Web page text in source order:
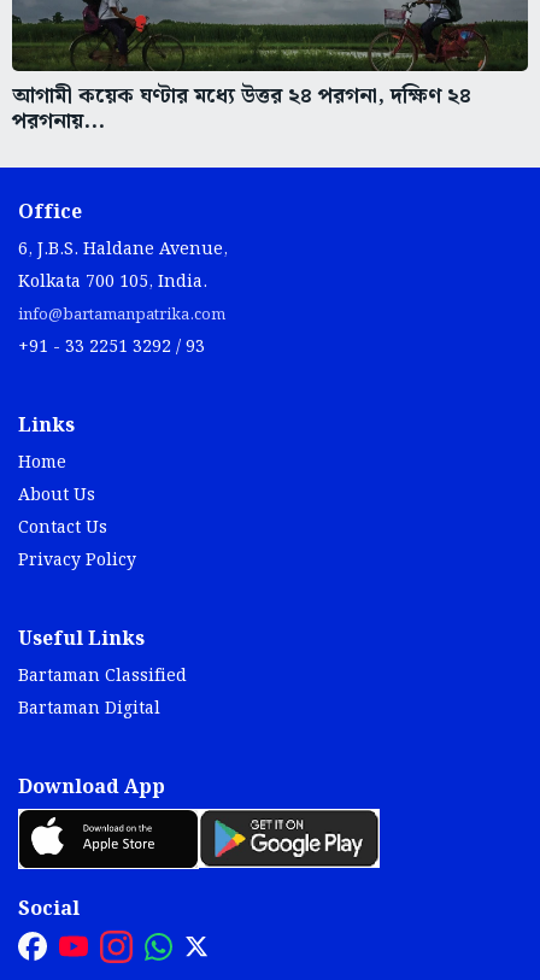
আগামী কয়েক ঘণ্টার মধ্যে উত্তর ২৪ পরগনা, দক্ষিণ ২৪
পরগনায়...
Office
6, J.B.S. Haldane Avenue,
Kolkata 700 105, India.
info@bartamanpatrika.com
+91 - 33 2251 3292 / 93
Links
Home
About Us
Contact Us
Privacy Policy
Useful Links
Bartaman Classified
Bartaman Digital
Download App
Social